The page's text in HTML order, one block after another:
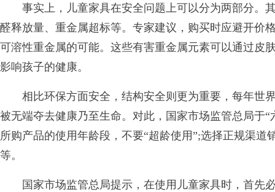
事实上，儿童家具在安全问题上可以分为两部分。
醛释放量、重金属超标等。专家建议，购买时应避开价
可溶性重金属的可能。这些有害重金属元素可以通过皮
影响孩子的健康。
相比环保方面安全，结构安全则更为重要，每年世
被无端夺去健康乃至生命。对此，国家市场监管总局于
所购产品的使用年龄段，不要“超龄使用”;选择正规渠
等。
国家市场监管总局提示，在使用儿童家具时，首先